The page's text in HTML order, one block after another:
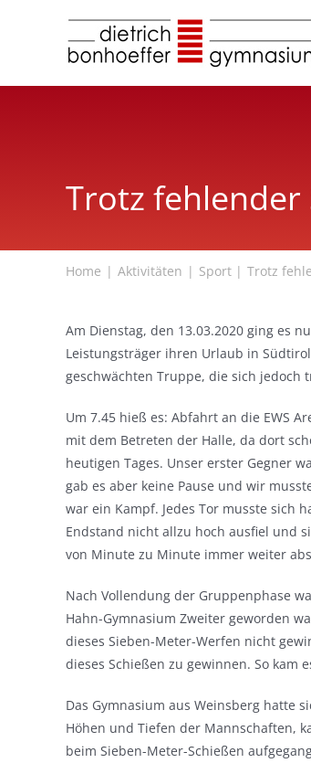
Trotz fehlender
Home Aktivitäten Sport Trotz
Am Dienstag, den 13.03.2020 ging es
Leistungsträger ihren Urlaub in
geschwächten Truppe, die sich jedoch
Um 7.45 hieß es: Abfahrt an die EWS
mit dem Betreten der Halle, da dort
heutigen Tages. Unser erster Gegner
gab es aber keine Pause und wir
war ein Kampf. Jedes Tor musste sich
Endstand nicht allzu hoch ausfiel und
von Minute zu Minute immer weiter
Nach Vollendung der Gruppenphase
Hahn-Gymnasium Zweiter geworden
dieses Sieben-Meter-Werfen nicht
dieses Schießen zu gewinnen. So kam
Das Gymnasium aus Weinsberg hatte
Höhen und Tiefen der Mannschaften,
beim Sieben-Meter-Schießen